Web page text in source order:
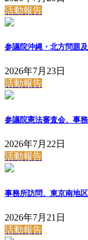
活動報告
参議院沖縄・北方問題
2026年7月23日
活動報告
参議院憲法審査会、事
2026年7月22日
活動報告
事務所訪問、東京南地
2026年7月21日
活動報告